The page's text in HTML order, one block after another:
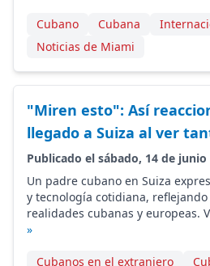
Cubano Cubana
Noticias de Miami
"Miren esto": Así
llegado a Suiza al ver
Publicado el sábado, 14 de junio
Un padre cubano en Suiza
y tecnología cotidiana,
realidades cubanas y europeas.
»
Cubanos en el extranjero